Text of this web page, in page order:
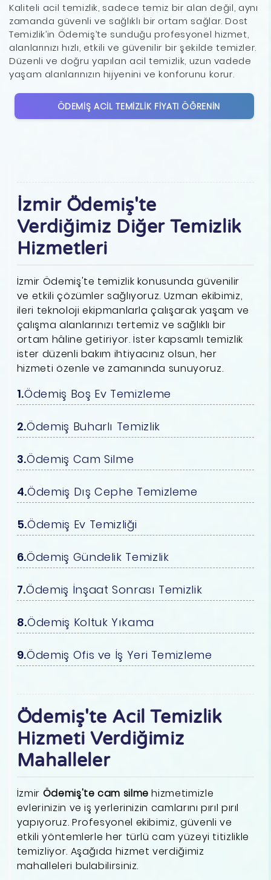
Kaliteli acil temizlik, sadece temiz bir alan değil, aynı
zamanda güvenli ve sağlıklı bir ortam sağlar. Dost
Temizlik’in Ödemiş’te sunduğu profesyonel hizmet,
alanlarınızı hızlı, etkili ve güvenilir bir şekilde temizler.
Düzenli ve doğru yapılan acil temizlik, uzun vadede
yaşam alanlarınızın hijyenini ve konforunu korur.
ÖDEMIŞ ACIL TEMIZLIK FIYATI ÖĞRENIN
İzmir Ödemiş'te
Verdiğimiz Diğer Temizlik
Hizmetleri
İzmir Ödemiş'te temizlik konusunda güvenilir
ve etkili çözümler sağlıyoruz. Uzman ekibimiz,
ileri teknoloji ekipmanlarla çalışarak yaşam ve
çalışma alanlarınızı tertemiz ve sağlıklı bir
ortam hâline getiriyor. İster kapsamlı temizlik
ister düzenli bakım ihtiyacınız olsun, her
hizmeti özenle ve zamanında sunuyoruz.
Ödemiş Boş Ev Temizleme
Ödemiş Buharlı Temizlik
Ödemiş Cam Silme
Ödemiş Dış Cephe Temizleme
Ödemiş Ev Temizliği
Ödemiş Gündelik Temizlik
Ödemiş İnşaat Sonrası Temizlik
Ödemiş Koltuk Yıkama
Ödemiş Ofis ve İş Yeri Temizleme
Ödemiş'te Acil Temizlik
Hizmeti Verdiğimiz
Mahalleler
İzmir Ödemiş'te cam silme hizmetimizle
evlerinizin ve iş yerlerinizin camlarını pırıl pırıl
yapıyoruz. Profesyonel ekibimiz, güvenli ve
etkili yöntemlerle her türlü cam yüzeyi titizlikle
temizliyor. Aşağıda hizmet verdiğimiz
mahalleleri bulabilirsiniz.